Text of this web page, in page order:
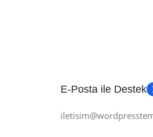
E-Posta ile Destek